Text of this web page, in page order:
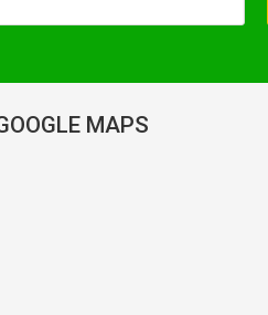
MAPS